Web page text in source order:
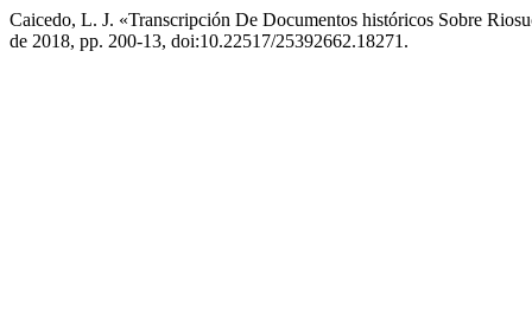
Caicedo, L. J. «Transcripción De Documentos históricos Sobre
de 2018, pp. 200-13, doi:10.22517/25392662.18271.